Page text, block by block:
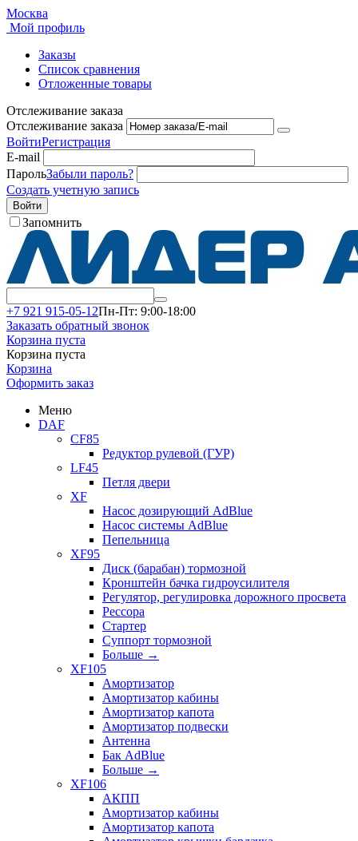
Москва
Мой профиль
Заказы
Список сравнения
Отложенные товары
Отслеживание заказа
Отслеживание заказа
ВойтиРегистрация
E-mail
ПарольЗабыли пароль?
Создать учетную запись
Войти
Запомнить
+7 921 915-05-12Пн-Пт: 9:00-18:00
Заказать обратный звонок
Корзина пуста
Корзина пуста
Корзина
Оформить заказ
Меню
DAF
CF85
Редуктор рулевой (ГУР)
LF45
Петля двери
XF
Насос дозирующий AdBlue
Насос системы AdBlue
Пепельница
XF95
Диск (барабан) тормозной
Кронштейн бачка гидроусилителя
Регулятор, регулировка дорожного просвета
Рессора
Стартер
Суппорт тормозной
Больше →
XF105
Амортизатор
Амортизатор кабины
Амортизатор капота
Амортизатор подвески
Антенна
Бак AdBlue
Больше →
XF106
АКПП
Амортизатор кабины
Амортизатор капота